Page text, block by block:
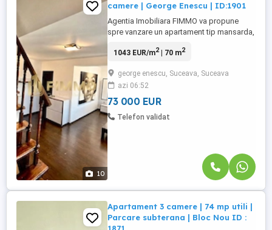
10
camere | George Enescu | ID:1901
Agentia Imobiliara FIMMO va propune
spre vanzare un apartament tip mansarda,
George Enescu. Proprietatea este
suprafata utila de 70 mp, respectiv 75 mp
suprafata totala. Compartimentarea este
functionala, separand zona ...
1043 EUR/m2| 70 m2
george enescu, Suceava, Suceava
azi 06:52
73 000 EUR
Telefon validat
Apartament 3 camere | 74 mp utili |
Parcare subterana | Bloc Nou ID :